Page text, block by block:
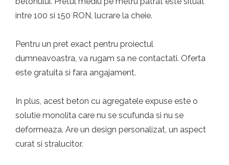
intre 100 si 150 RON, lucrare la cheie.
Pentru un pret exact pentru proiectul
dumneavoastra, va rugam sa ne contactati. Oferta
este gratuita si fara angajament.
In plus, acest beton cu agregatele expuse este o
solutie monolita care nu se scufunda si nu se
deformeaza. Are un design personalizat, un aspect
curat si stralucitor.